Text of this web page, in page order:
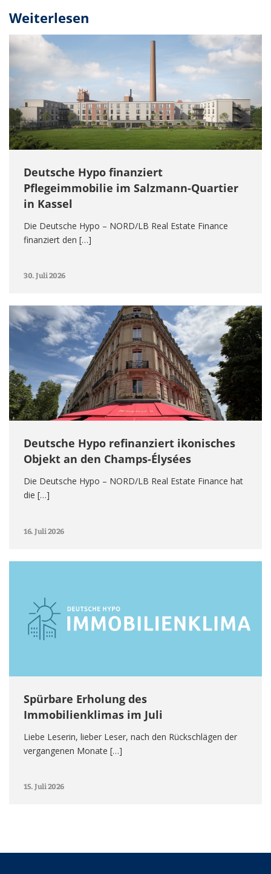
Weiterlesen
Deutsche Hypo finanziert
Pflegeimmobilie im Salzmann-Quartier
in Kassel
Die Deutsche Hypo – NORD/LB Real Estate Finance
finanziert den […]
30. Juli 2026
Deutsche Hypo refinanziert ikonisches
Objekt an den Champs-Élysées
Die Deutsche Hypo – NORD/LB Real Estate Finance hat
die […]
16. Juli 2026
Spürbare Erholung des
Immobilienklimas im Juli
Liebe Leserin, lieber Leser, nach den Rückschlägen der
vergangenen Monate […]
15. Juli 2026